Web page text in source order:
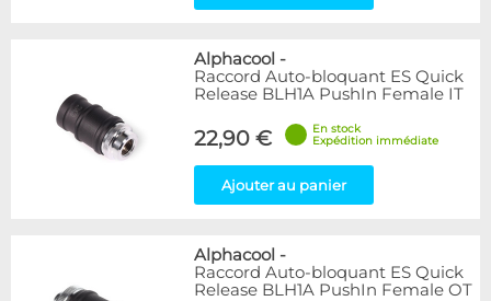
Alphacool -
Raccord Auto-bloquant ES Quick
Release BLH1A PushIn Female IT
22,90 €
En stock
Expédition immédiate
Ajouter au panier
Alphacool -
Raccord Auto-bloquant ES Quick
Release BLH1A PushIn Female OT